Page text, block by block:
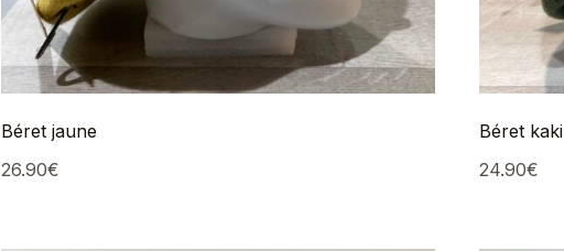
Béret jaune
26.90€
Béret kaki
24.90€